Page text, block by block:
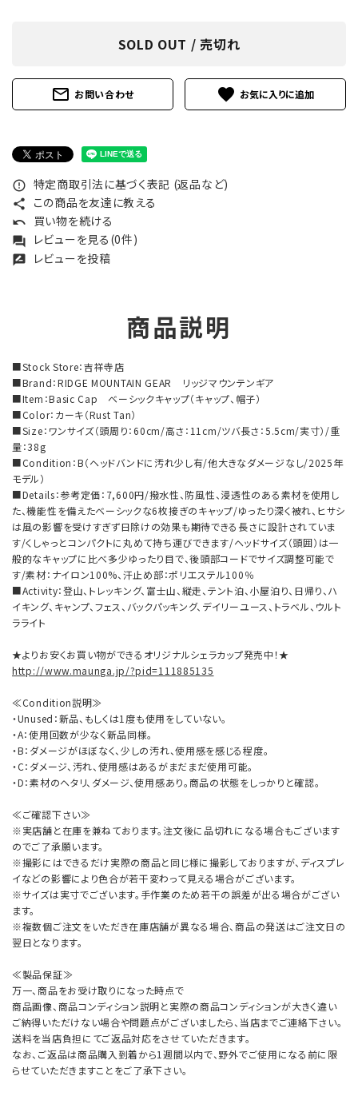
SOLD OUT / 売切れ
mail_outline お問い合わせ favorite
error_outline 特定商取引法に基づく表記 (返品など)
share この商品を友達に教える
undo 買い物を続ける
forum レビューを見る(0件)
rate_review レビューを投稿
商品説明
■Stock Store：吉祥寺店
■Brand：RIDGE MOUNTAIN GEAR リッジマウンテンギア
■Item：Basic Cap ベーシックキャップ（キャップ、帽子）
■Color：カーキ（Rust Tan）
■Size：ワンサイズ（頭周り：60cm/高さ：11cm/ツバ長さ：5.5cm/実寸）/重
量：38g
■Condition：B（ヘッドバンドに汚れ少し有/他大きなダメージなし/2025年
モデル）
■Details：参考定価：7,600円/撥水性、防風性、浸透性のある素材を使用し
た、機能性を備えたベーシックな6枚接ぎのキャップ/ゆったり深く被れ、ヒサシ
は風の影響を受けすぎず日除けの効果も期待できる長さに設計されていま
す/くしゃっとコンパクトに丸めて持ち運びできます/ヘッドサイズ（頭囲）は一
般的なキャップに比べ多少ゆったり目で、後頭部コードでサイズ調整可能で
す/素材：ナイロン100%、汗止め部：ポリエステル100％
■Activity：登山、トレッキング、富士山、縦走、テント泊、小屋泊り、日帰り、ハ
イキング、キャンプ、フェス、バックパッキング、デイリーユース、トラベル、ウルト
ラライト
★よりお安くお買い物ができるオリジナルシェラカップ発売中！★
http://www.maunga.jp/?pid=111885135
≪Condition説明≫
・Unused：新品、もしくは1度も使用をしていない。
・A：使用回数が少なく新品同様。
・B：ダメージがほぼなく、少しの汚れ、使用感を感じる程度。
・C：ダメージ、汚れ、使用感はあるがまだまだ使用可能。
・D：素材のヘタリ、ダメージ、使用感あり。商品の状態をしっかりと確認。
≪ご確認下さい≫
※実店舗と在庫を兼ねております。注文後に品切れになる場合もございます
のでご了承願います。
※撮影にはできるだけ実際の商品と同じ様に撮影しておりますが、ディスプレ
イなどの影響により色合が若干変わって見える場合がございます。
※サイズは実寸でございます。手作業のため若干の誤差が出る場合がござい
ます。
※複数個ご注文をいただき在庫店舗が異なる場合、商品の発送はご注文日の
翌日となります。
≪製品保証≫
万一、商品をお受け取りになった時点で
商品画像、商品コンディション説明と実際の商品コンディションが大きく違い
ご納得いただけない場合や問題点がございましたら、当店までご連絡下さい。
送料を当店負担にてご返品対応をさせていただきます。
なお、ご返品は商品購入到着から1週間以内で、野外でご使用になる前に限
らせていただきますことをご了承下さい。